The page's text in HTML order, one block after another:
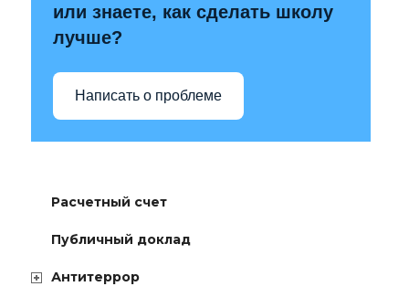
или знаете, как сделать школу
лучше?
Написать о проблеме
Расчетный счет
Публичный доклад
Антитеррор